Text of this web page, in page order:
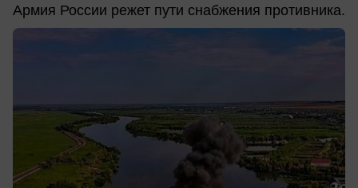
Армия России режет пути снабжения противника.